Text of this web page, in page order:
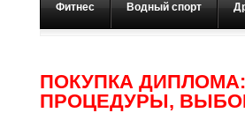
Фитнес Водный спорт
ПОКУПКА
ПРОЦЕДУРЫ,